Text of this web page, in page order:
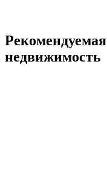
Рекомендуемая
недвижимость